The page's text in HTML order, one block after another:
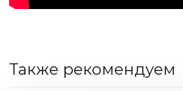
Также рекомендуем